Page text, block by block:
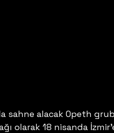
sahne alacak Opeth
olarak 18 nisanda